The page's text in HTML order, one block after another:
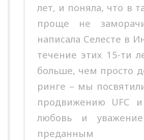
лет, и поняла, что в
проще не
написала Селесте в
течение этих 15-ти
больше, чем просто
ринге – мы
продвижению UFC
любовь и
преданным